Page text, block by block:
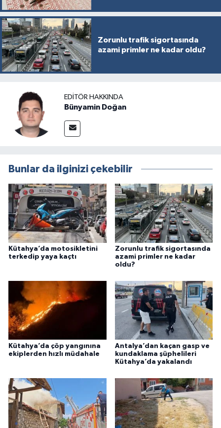
Zorunlu trafik sigortasında
azami primler ne kadar oldu?
EDITÖR HAKKINDA
Bünyamin Doğan
Bunlar da ilginizi çekebilir
Kütahya’da motosikletini
terkedip yaya kaçtı
Zorunlu trafik sigortasında
azami primler ne kadar
oldu?
Kütahya’da çöp yangınına
ekiplerden hızlı müdahale
Antalya’dan kaçan gasp ve
kundaklama şüphelileri
Kütahya’da yakalandı